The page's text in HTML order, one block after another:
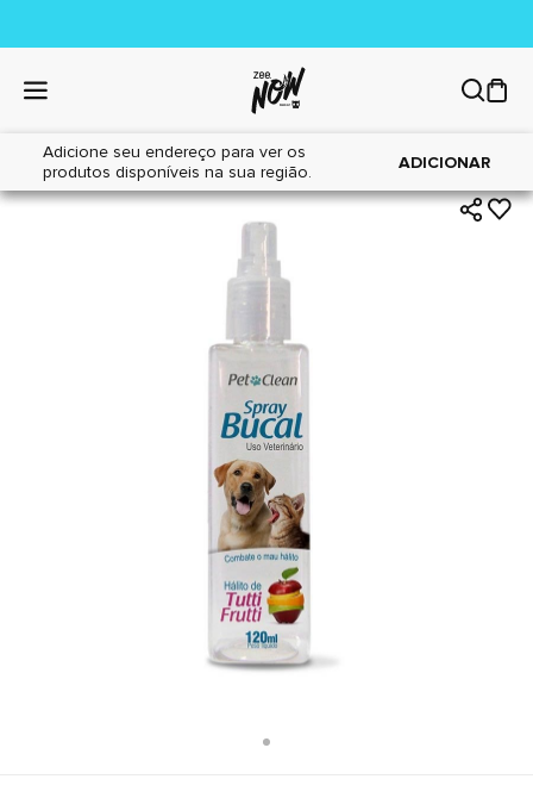
Adicione seu endereço para ver os
produtos disponíveis na sua região.
ADICIONAR
Home|Cães|Higiene